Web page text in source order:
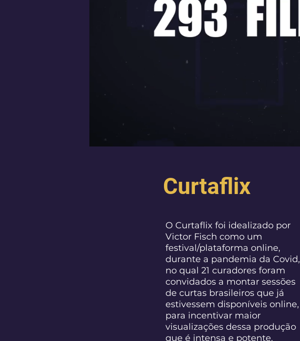
Curtaflix
O Curtaflix foi idealizado por
Victor Fisch como um
festival/plataforma online,
durante a pandemia da Covid,
no qual 21 curadores foram
convidados a montar sessões
de curtas brasileiros que já
estivessem disponíveis online,
para incentivar maior
visualizações dessa produção
que é intensa e potente.